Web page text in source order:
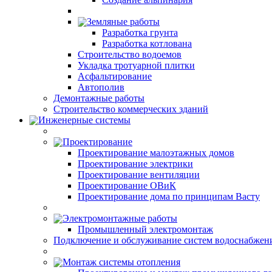
Земляные работы
Разработка грунта
Разработка котлована
Строительство водоемов
Укладка тротуарной плитки
Асфальтирование
Автополив
Демонтажные работы
Строительство коммерческих зданий
Инженерные системы
Проектирование
Проектирование малоэтажных домов
Проектирование электрики
Проектирование вентиляции
Проектирование ОВиК
Проектирование дома по принципам Васту
Электромонтажные работы
Промышленный электромонтаж
Подключение и обслуживание систем
Монтаж системы отопления